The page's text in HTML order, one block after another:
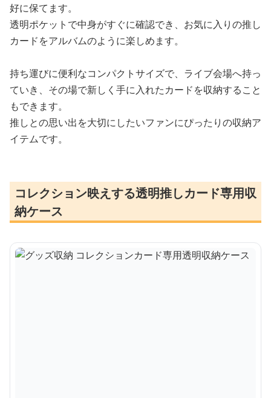
好に保てます。
透明ポケットで中身がすぐに確認でき、お気に入りの推し
カードをアルバムのように楽しめます。
持ち運びに便利なコンパクトサイズで、ライブ会場へ持っ
ていき、その場で新しく手に入れたカードを収納すること
もできます。
推しとの思い出を大切にしたいファンにぴったりの収納ア
イテムです。
コレクション映えする透明推しカード専用収
納ケース